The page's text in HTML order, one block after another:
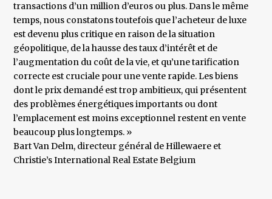
transactions d’un million d’euros ou plus. Dans le même
temps, nous constatons toutefois que l’acheteur de luxe
est devenu plus critique en raison de la situation
géopolitique, de la hausse des taux d’intérêt et de
l’augmentation du coût de la vie, et qu’une tarification
correcte est cruciale pour une vente rapide. Les biens
dont le prix demandé est trop ambitieux, qui présentent
des problèmes énergétiques importants ou dont
l’emplacement est moins exceptionnel restent en vente
beaucoup plus longtemps. »
​Bart Van Delm, directeur général de Hillewaere et
Christie’s International Real Estate Belgium